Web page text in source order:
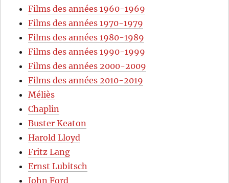
Films des années 1960-1969
Films des années 1970-1979
Films des années 1980-1989
Films des années 1990-1999
Films des années 2000-2009
Films des années 2010-2019
Méliès
Chaplin
Buster Keaton
Harold Lloyd
Fritz Lang
Ernst Lubitsch
John Ford